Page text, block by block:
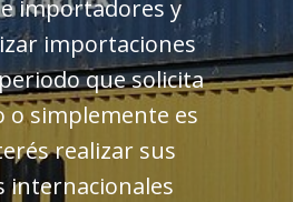
importadores y
importaciones
que solicita
o simplemente es
realizar sus
internacionales